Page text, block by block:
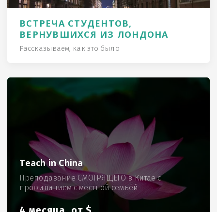
ВСТРЕЧА СТУДЕНТОВ,
ВЕРНУВШИХСЯ ИЗ ЛОНДОНА
Рассказываем, как это было
Teach in China
Преподавание СМОТРЯЩЕГО в Китае с
проживанием с местной семьёй